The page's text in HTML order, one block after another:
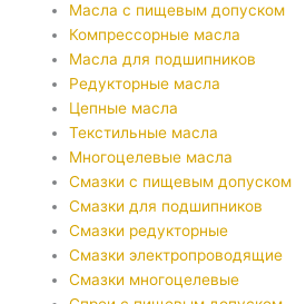
Масла с пищевым допуском
Компрессорные масла
Масла для подшипников
Редукторные масла
Цепные масла
Текстильные масла
Многоцелевые масла
Смазки с пищевым допуском
Смазки для подшипников
Смазки редукторные
Смазки электропроводящие
Смазки многоцелевые